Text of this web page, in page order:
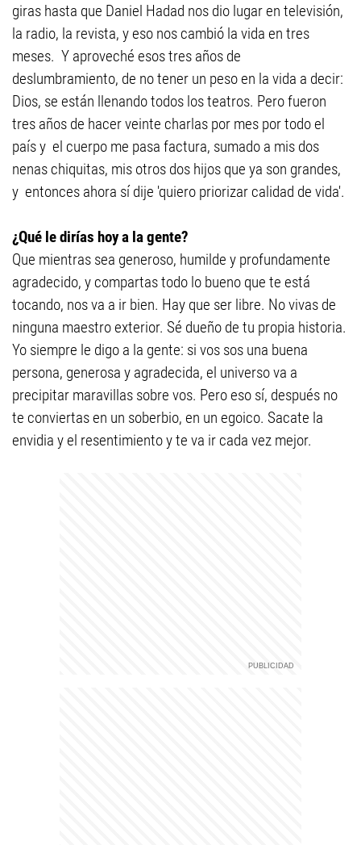
giras hasta que Daniel Hadad nos dio lugar en televisión,
la radio, la revista, y eso nos cambió la vida en tres
meses. Y aproveché esos tres años de
deslumbramiento, de no tener un peso en la vida a decir:
Dios, se están llenando todos los teatros. Pero fueron
tres años de hacer veinte charlas por mes por todo el
país y el cuerpo me pasa factura, sumado a mis dos
nenas chiquitas, mis otros dos hijos que ya son grandes,
y entonces ahora sí dije 'quiero priorizar calidad de vida'.
¿Qué le dirías hoy a la gente?
Que mientras sea generoso, humilde y profundamente
agradecido, y compartas todo lo bueno que te está
tocando, nos va a ir bien. Hay que ser libre. No vivas de
ninguna maestro exterior. Sé dueño de tu propia historia.
Yo siempre le digo a la gente: si vos sos una buena
persona, generosa y agradecida, el universo va a
precipitar maravillas sobre vos. Pero eso sí, después no
te conviertas en un soberbio, en un egoico. Sacate la
envidia y el resentimiento y te va ir cada vez mejor.